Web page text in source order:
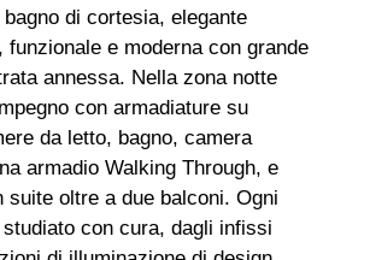
di cortesia, elegante
funzionale e moderna con grande
annessa. Nella zona notte
con armadiature su
da letto, bagno, camera
armadio Walking Through, e
suite oltre a due balconi. Ogni
con cura, dagli infissi